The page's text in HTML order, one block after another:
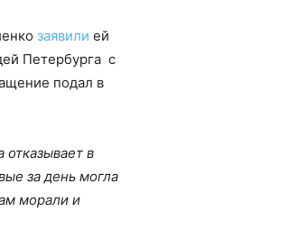
заявили ей
Петербурга с
подал в
в
за день могла
морали и